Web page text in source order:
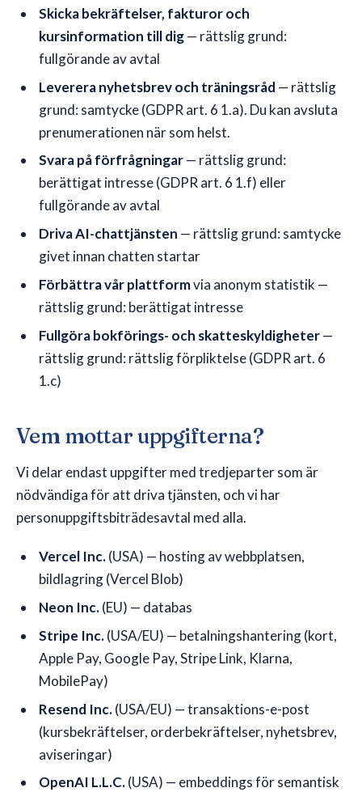
Skicka bekräftelser, fakturor och
kursinformation till dig— rättslig grund:
fullgörande av avtal
Leverera nyhetsbrev och träningsråd — rättslig
grund: samtycke (GDPR art. 6 1.a). Du kan avsluta
prenumerationen när som helst.
Svara på förfrågningar— rättslig grund:
berättigat intresse (GDPR art. 6 1.f) eller
fullgörande av avtal
Driva AI-chattjänsten — rättslig grund: samtycke
givet innan chatten startar
Förbättra vår plattformvia anonym statistik —
rättslig grund: berättigat intresse
Fullgöra bokförings- och skatteskyldigheter—
rättslig grund: rättslig förpliktelse (GDPR art. 6
1.c)
Vem mottar uppgifterna?
Vi delar endast uppgifter med tredjeparter som är
nödvändiga för att driva tjänsten, och vi har
personuppgiftsbiträdesavtal med alla.
Vercel Inc.(USA) — hosting av webbplatsen,
bildlagring (Vercel Blob)
Neon Inc.(EU) — databas
Stripe Inc.(USA/EU) — betalningshantering (kort,
Apple Pay, Google Pay, Stripe Link, Klarna,
MobilePay)
Resend Inc.(USA/EU) — transaktions-e-post
(kursbekräftelser, orderbekräftelser, nyhetsbrev,
aviseringar)
OpenAI L.L.C.(USA) — embeddings för semantisk